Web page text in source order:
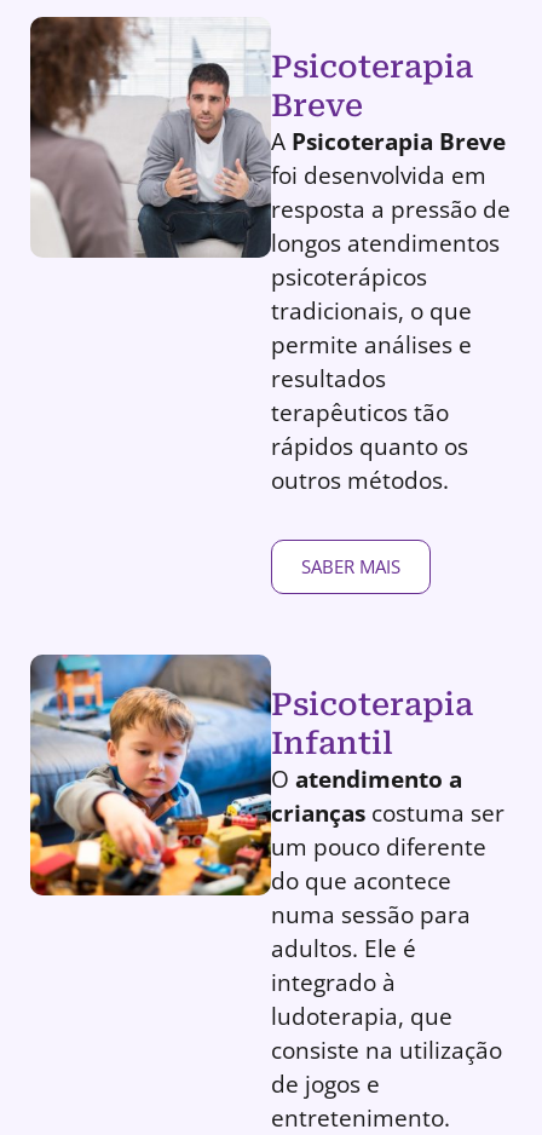
Psicoterapia
Breve
A Psicoterapia Breve
foi desenvolvida em
resposta a pressão de
longos atendimentos
psicoterápicos
tradicionais, o que
permite análises e
resultados
terapêuticos tão
rápidos quanto os
outros métodos.
SABER MAIS
Psicoterapia
Infantil
O atendimento a
crianças costuma ser
um pouco diferente
do que acontece
numa sessão para
adultos. Ele é
integrado à
ludoterapia, que
consiste na utilização
de jogos e
entretenimento.